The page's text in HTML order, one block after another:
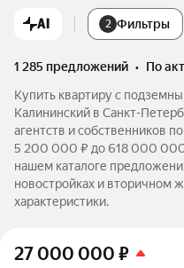
AI 2 Фильтры
1 285 предложений •
по
Купить квартиру с
Калининский в Санкт-
агентств и собственников
5 200 000 ₽ до 618 000
нашем каталоге
новостройках и вторичном
характеристики.
27 000 000 ₽